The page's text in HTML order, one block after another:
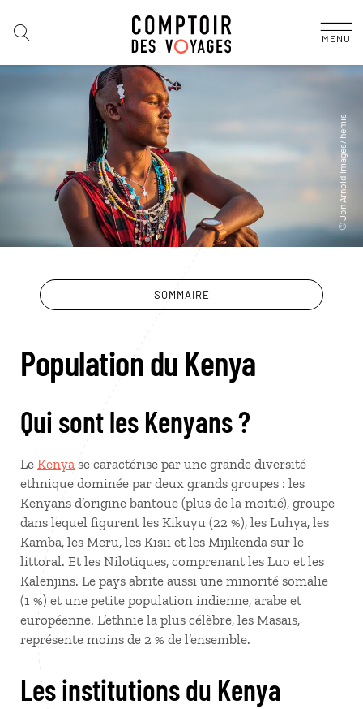
MENU
SOMMAIRE
Population du Kenya
Qui sont les Kenyans ?
Le Kenya se caractérise par une grande diversité
ethnique dominée par deux grands groupes : les
Kenyans d’origine bantoue (plus de la moitié), groupe
dans lequel figurent les Kikuyu (22 %), les Luhya, les
Kamba, les Meru, les Kisii et les Mijikenda sur le
littoral. Et les Nilotiques, comprenant les Luo et les
Kalenjins. Le pays abrite aussi une minorité somalie
(1 %) et une petite population indienne, arabe et
européenne. L’ethnie la plus célèbre, les Masaïs,
représente moins de 2 % de l’ensemble.
Les institutions du Kenya